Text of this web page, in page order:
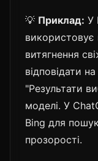
💡 Приклад: У
витягнення
відповідати
"Результати
моделі. У
Bing для
прозорості.